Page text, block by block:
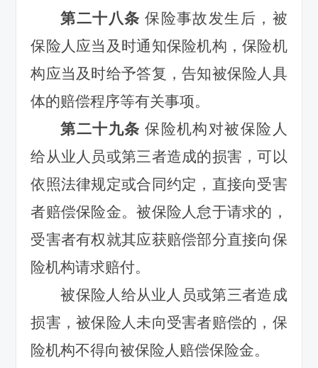
第二十八条 保险事故发生后，被
保险人应当及时通知保险机构，保险机
构应当及时给予答复，告知被保险人具
体的赔偿程序等有关事项。
第二十九条 保险机构对被保险人
给从业人员或第三者造成的损害，可以
依照法律规定或合同约定，直接向受害
者赔偿保险金。被保险人怠于请求的，
受害者有权就其应获赔偿部分直接向保
险机构请求赔付。
被保险人给从业人员或第三者造成
损害，被保险人未向受害者赔偿的，保
险机构不得向被保险人赔偿保险金。